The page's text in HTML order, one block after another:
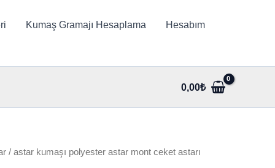
Kumaş Gramajı Hesaplama
Hesabım
0,00₺
/ astar kumaşı polyester astar mont ceket astarı